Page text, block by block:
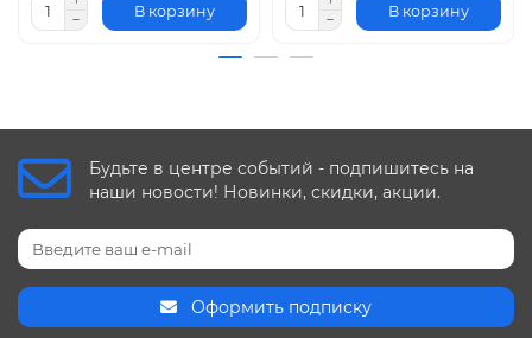
В корзину В корзину
Будьте в центре событий - подпишитесь на
наши новости! Новинки, скидки, акции.
Оформить подписку